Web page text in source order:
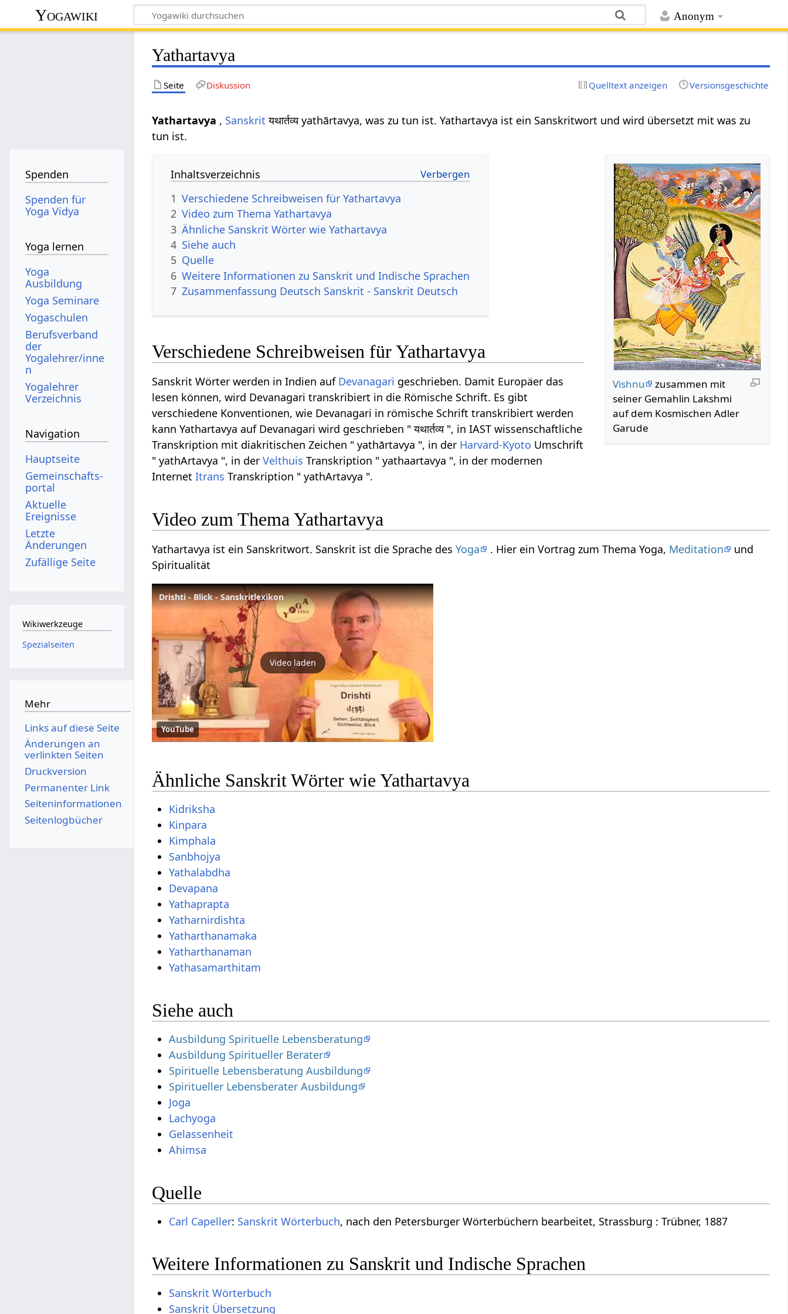
Anonym
Yogawiki
Yathartavya
Seite Diskussion Quelltext anzeigen Versionsgeschichte
Yathartavya , Sanskrit यथार्तव्य yathārtavya, was zu tun ist. Yathartavya ist ein Sanskritwort und wird übersetzt mit was zu
tun ist.
Vishnu
zusammen mit
seiner Gemahlin Lakshmi
auf dem Kosmischen Adler
Garude
Inhaltsverzeichnis
1 Verschiedene Schreibweisen für Yathartavya
2 Video zum Thema Yathartavya
3 Ähnliche Sanskrit Wörter wie Yathartavya
4 Siehe auch
5 Quelle
6 Weitere Informationen zu Sanskrit und Indische Sprachen
7 Zusammenfassung Deutsch Sanskrit - Sanskrit Deutsch
Verschiedene Schreibweisen für Yathartavya
Sanskrit Wörter werden in Indien auf Devanagari geschrieben. Damit Europäer das
lesen können, wird Devanagari transkribiert in die Römische Schrift. Es gibt
verschiedene Konventionen, wie Devanagari in römische Schrift transkribiert werden
kann Yathartavya auf Devanagari wird geschrieben " यथार्तव्य ", in IAST wissenschaftliche
Transkription mit diakritischen Zeichen " yathārtavya ", in der Harvard-Kyoto Umschrift
" yathArtavya ", in derVelthuis Transkription " yathaartavya ", in der modernen
InternetItrans Transkription " yathArtavya ".
Video zum Thema Yathartavya
Yathartavya ist ein Sanskritwort. Sanskrit ist die Sprache desYoga . Hier ein Vortrag zum Thema Yoga, Meditation
und
Spiritualität
Drishti - Blick - Sanskritlexikon
Video laden
YouTube
Ähnliche Sanskrit Wörter wie Yathartavya
Kidriksha
Kinpara
Kimphala
Sanbhojya
Yathalabdha
Devapana
Yathaprapta
Yatharnirdishta
Yatharthanamaka
Yatharthanaman
Yathasamarthitam
Siehe auch
Ausbildung Spirituelle Lebensberatung
Ausbildung Spiritueller Berater
Spirituelle Lebensberatung Ausbildung
Spiritueller Lebensberater Ausbildung
Joga
Lachyoga
Gelassenheit
Ahimsa
Quelle
Carl Capeller: Sanskrit Wörterbuch, nach den Petersburger Wörterbüchern bearbeitet, Strassburg : Trübner, 1887
Weitere Informationen zu Sanskrit und Indische Sprachen
Sanskrit Wörterbuch
Sanskrit Übersetzung
Spenden
Spenden für
Yoga Vidya
Yoga lernen
Yoga
Ausbildung
Yoga Seminare
Yogaschulen
Berufsverband
der
Yogalehrer/inne
n
Yogalehrer
Verzeichnis
Navigation
Hauptseite
Gemeinschafts­
portal
Aktuelle
Ereignisse
Letzte
Änderungen
Zufällige Seite
Wikiwerkzeuge
Spezialseiten
Mehr
Links auf diese Seite
Änderungen an
verlinkten Seiten
Druckversion
Permanenter Link
Seiten­­informationen
Seitenlogbücher